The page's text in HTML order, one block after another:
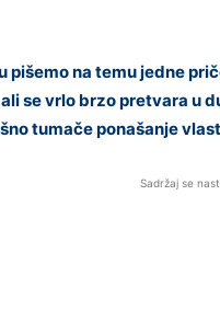
pišemo na temu jedne
se vrlo brzo pretvara u
tumače ponašanje
Sadržaj se